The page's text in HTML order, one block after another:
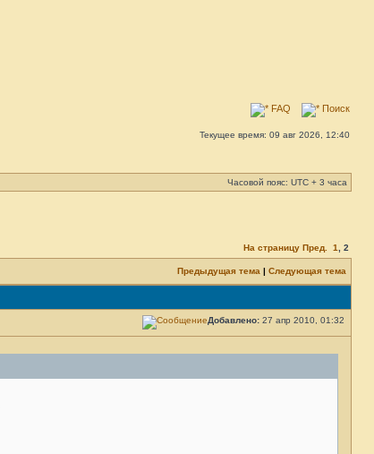
FAQ Поиск
Текущее время: 09 авг 2026, 12:40
Часовой пояс: UTC + 3 часа
На страницу Пред. 1 2
Предыдущая тема | Следующая тема
Добавлено: 27 апр 2010, 01:32